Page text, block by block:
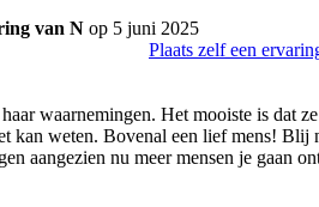
van N op 5 juni 2025
Plaats zelf een
waarnemingen. Het mooiste is dat
kan weten. Bovenal een lief mens! Blij
aangezien nu meer mensen je gaan